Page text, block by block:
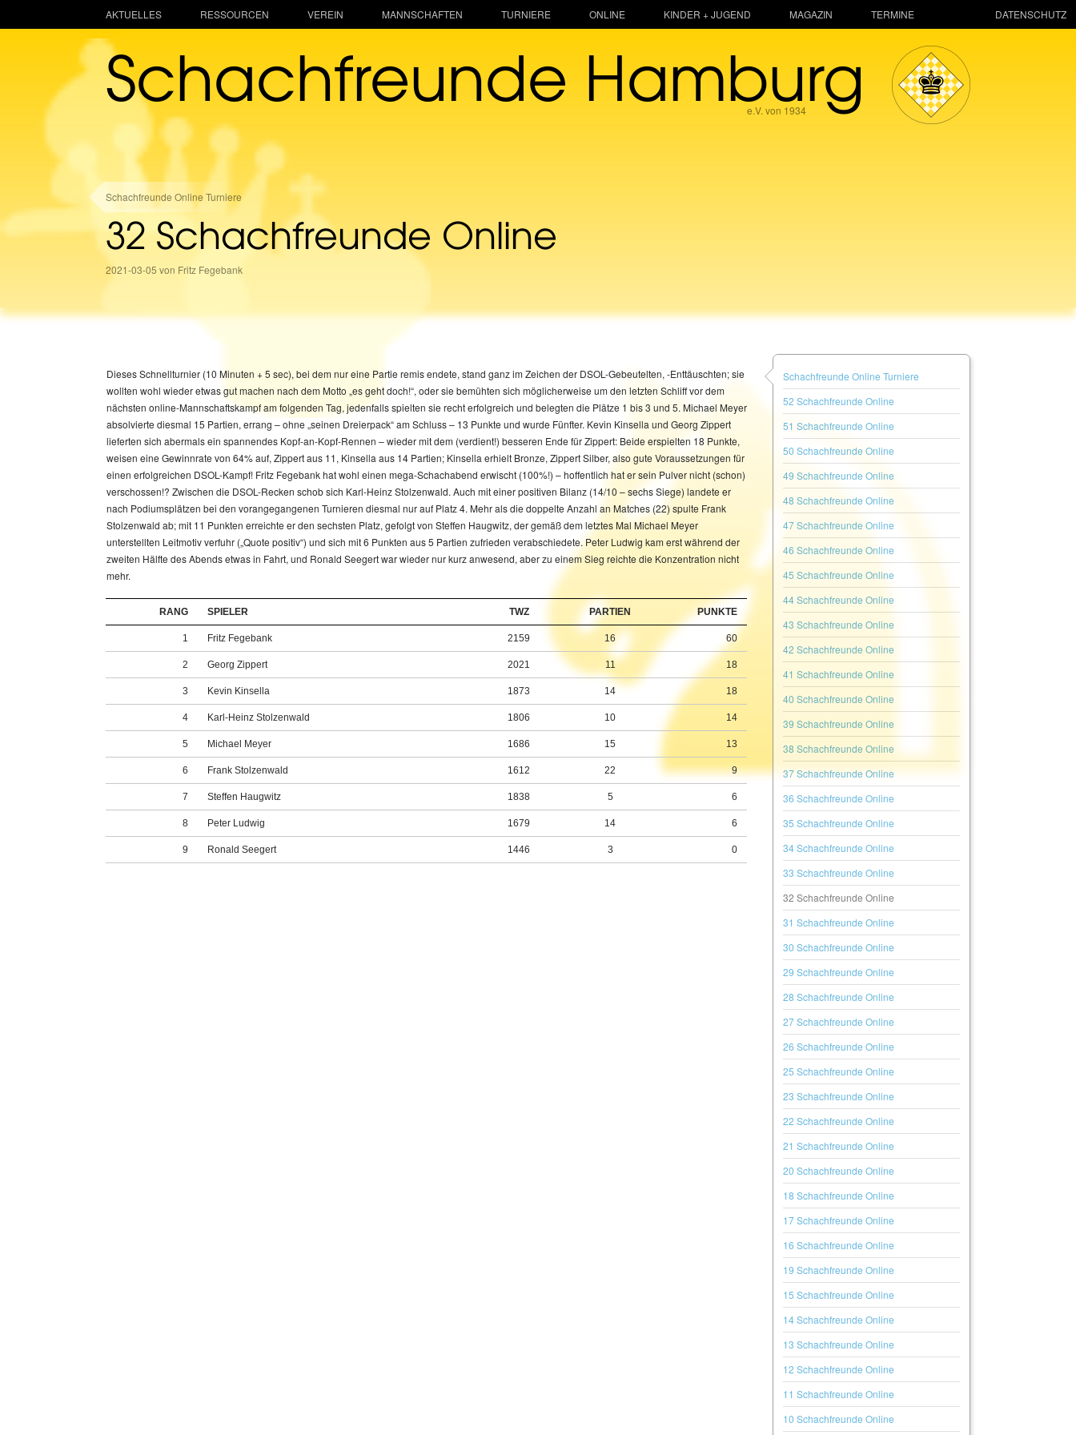
AKTUELLES RESSOURCEN VEREIN MANNSCHAFTEN TURNIERE ONLINE KINDER + JUGEND MAGAZIN TERMINE
Schachfreunde Hamburg
e.V. von 1934
Schachfreunde Online Turniere
32 Schachfreunde Online
2021-03-05 von Fritz Fegebank
Dieses Schnellturnier (10 Minuten + 5 sec), bei dem nur eine Partie remis endete, stand ganz im Zeichen der DSOL-Gebeutelten, -Enttäuschten; sie
wollten wohl wieder etwas gut machen nach dem Motto „es geht doch!“, oder sie bemühten sich möglicherweise um den letzten Schliff vor dem
nächsten online-Mannschaftskampf am folgenden Tag, jedenfalls spielten sie recht erfolgreich und belegten die Plätze 1 bis 3 und 5. Michael Meyer
absolvierte diesmal 15 Partien, errang – ohne „seinen Dreierpack“ am Schluss – 13 Punkte und wurde Fünfter. Kevin Kinsella und Georg Zippert
lieferten sich abermals ein spannendes Kopf-an-Kopf-Rennen – wieder mit dem (verdient!) besseren Ende für Zippert: Beide erspielten 18 Punkte,
weisen eine Gewinnrate von 64% auf, Zippert aus 11, Kinsella aus 14 Partien; Kinsella erhielt Bronze, Zippert Silber, also gute Voraussetzungen für
einen erfolgreichen DSOL-Kampf! Fritz Fegebank hat wohl einen mega-Schachabend erwischt (100%!) – hoffentlich hat er sein Pulver nicht (schon)
verschossen!? Zwischen die DSOL-Recken schob sich Karl-Heinz Stolzenwald. Auch mit einer positiven Bilanz (14/10 – sechs Siege) landete er
nach Podiumsplätzen bei den vorangegangenen Turnieren diesmal nur auf Platz 4. Mehr als die doppelte Anzahl an Matches (22) spulte Frank
Stolzenwald ab; mit 11 Punkten erreichte er den sechsten Platz, gefolgt von Steffen Haugwitz, der gemäß dem letztes Mal Michael Meyer
unterstellten Leitmotiv verfuhr („Quote positiv“) und sich mit 6 Punkten aus 5 Partien zufrieden verabschiedete. Peter Ludwig kam erst während der
zweiten Hälfte des Abends etwas in Fahrt, und Ronald Seegert war wieder nur kurz anwesend, aber zu einem Sieg reichte die Konzentration nicht
mehr.
RANG SPIELER TWZ PARTIEN PUNKTE
1 Fritz Fegebank 2159 16 60
2 Georg Zippert 2021 11 18
3 Kevin Kinsella 1873 14 18
4 Karl-Heinz Stolzenwald 1806 10 14
5 Michael Meyer 1686 15 13
6 Frank Stolzenwald 1612 22 9
7 Steffen Haugwitz 1838 5 6
8 Peter Ludwig 1679 14 6
9 Ronald Seegert 1446 3 0
Schachfreunde Online Turniere
52 Schachfreunde Online
51 Schachfreunde Online
50 Schachfreunde Online
49 Schachfreunde Online
48 Schachfreunde Online
47 Schachfreunde Online
46 Schachfreunde Online
45 Schachfreunde Online
44 Schachfreunde Online
43 Schachfreunde Online
42 Schachfreunde Online
41 Schachfreunde Online
40 Schachfreunde Online
39 Schachfreunde Online
38 Schachfreunde Online
37 Schachfreunde Online
36 Schachfreunde Online
35 Schachfreunde Online
34 Schachfreunde Online
33 Schachfreunde Online
32 Schachfreunde Online
31 Schachfreunde Online
30 Schachfreunde Online
29 Schachfreunde Online
28 Schachfreunde Online
27 Schachfreunde Online
26 Schachfreunde Online
25 Schachfreunde Online
23 Schachfreunde Online
22 Schachfreunde Online
21 Schachfreunde Online
20 Schachfreunde Online
18 Schachfreunde Online
17 Schachfreunde Online
16 Schachfreunde Online
19 Schachfreunde Online
15 Schachfreunde Online
14 Schachfreunde Online
13 Schachfreunde Online
12 Schachfreunde Online
11 Schachfreunde Online
10 Schachfreunde Online
DATENSCHUTZ